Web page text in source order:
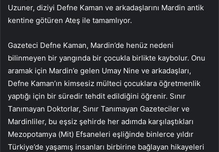
Uzuner, diziyi Defne Kaman ve arkadaşlarını Mardin antik
kentine götüren Ateş ile tamamlıyor.
Gazeteci Defne Kaman, Mardin’de henüz nedeni
bilinmeyen bir yangında bir çocukla birlikte kaybolur. Onu
aramak için Mardin’e gelen Umay Nine ve arkadaşları,
Defne Kaman’ın kimsesiz mülteci çocuklara öğretmenlik
yaptığı için bir süredir tehdit edildiğini öğrenir. Sınır
Tanımayan Doktorlar, Sınır Tanımayan Gazeteciler ve
Mardinliler, bu eşsiz şehirde her adımda karşılaştıkları
Mezopotamya (Mit) Efsaneleri eşliğinde binlerce yıldır
Türkiye’de yaşamış insanları birbirine bağlayan hikayeleri